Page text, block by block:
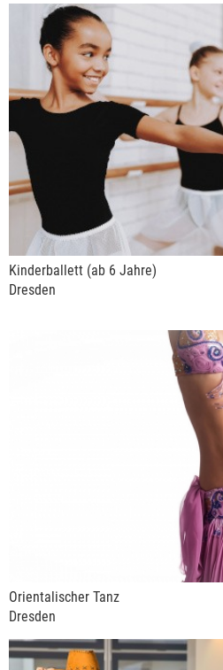
Kinderballett (ab 6 Jahre)
Dresden
Orientalischer Tanz
Dresden